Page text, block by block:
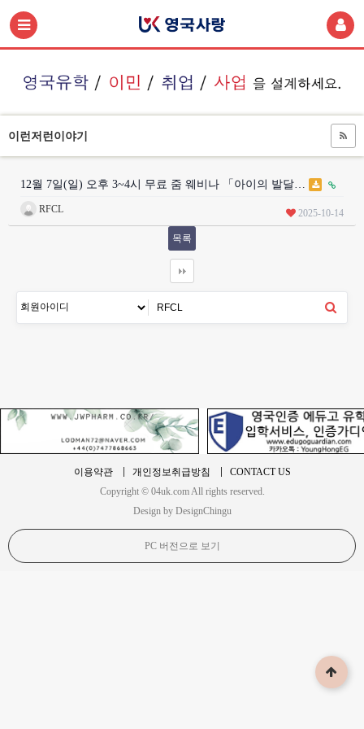
이런저런이야기
12월 7일(일) 오후 3~4시 무료 줌 웨비나 「아이의 발달…
RFCL 2025-10-14
목록
이용약관 개인정보취급방침
CONTACT US
Copyright © 04uk.com All rights reserved.
Design by DesignChingu
PC 버전으로 보기